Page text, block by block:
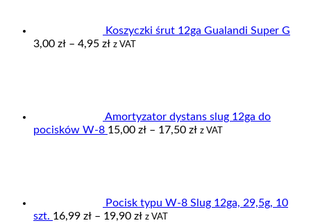
Koszyczki śrut 12ga Gualandi Super G
3,00 zł – 4,95 złZakres
z VAT
Amortyzator dystans slug 12ga do
pocisków W-8 15,00 zł – 17,50 złZakres
z VAT
Pocisk typu W-8 Slug 12ga, 29,5g, 10
szt. 16,99 zł – 19,90 złZakres
z VAT